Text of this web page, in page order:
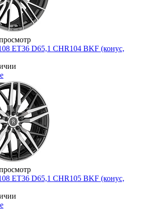
ET36 D65,1 CHR104 BKF (конус,
ET36 D65,1 CHR105 BKF (конус,